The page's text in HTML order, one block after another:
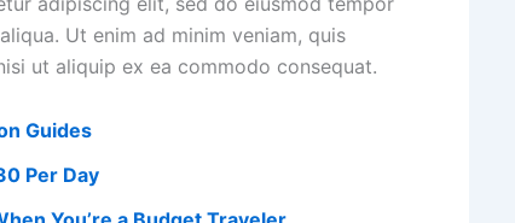
Ut enim ad minim veniam, quis
ut aliquip ex ea commodo consequat.
Guides
Per Day